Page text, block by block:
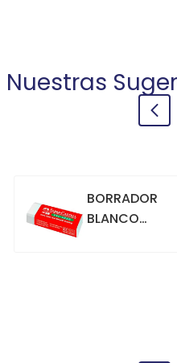
Nuestras
BORRADOR
BLANCO